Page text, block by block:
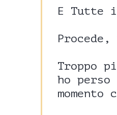
E Tutte
Troppo
ho